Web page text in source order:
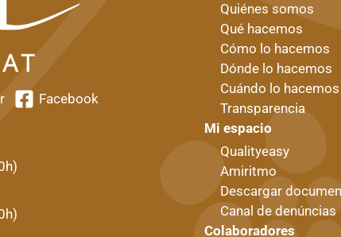
Facebook
Quiénes somos
Qué hacemos
Cómo lo hacemos
Dónde lo hacemos
Cuándo lo hacemos
Transparencia
Mi espacio
Qualityeasy
Amiritmo
Descargar
Canal de denúncias
Colaboradores